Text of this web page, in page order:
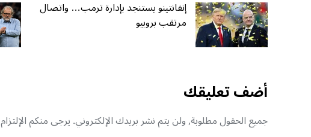
إنفانتينو يستنجد بإدارة ترمب… واتصال
مرتقب بروبيو
أضف تعليقك
جميع الحقول مطلوبة, ولن يتم نشر بريدك الإلكتروني. يرجى منكم الإلتزام